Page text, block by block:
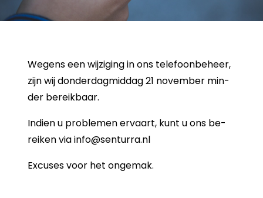
We­gens een wij­zi­ging in ons te­le­foon­be­heer,
zijn wij don­der­dag­mid­dag 21 no­vem­ber min­
der be­reik­baar.
In­dien u pro­ble­men er­vaart, kunt u ons be­
rei­ken via info@sen­tur­ra.nl
Ex­cu­ses voor het on­ge­mak.